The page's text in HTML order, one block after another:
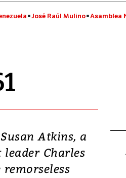
José Raúl Mulino Asamblea
Susan Atkins, a
Charles
remorseless
lanza su
con